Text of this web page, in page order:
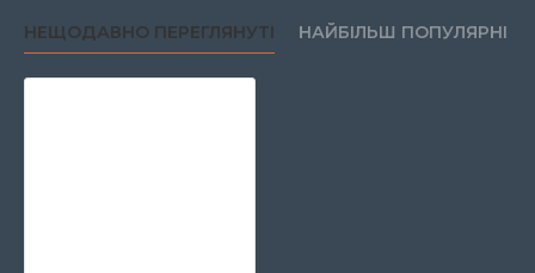
НЕЩОДАВНО ПЕРЕГЛЯНУТІ НАЙБІЛЬШ ПОПУЛЯРНІ